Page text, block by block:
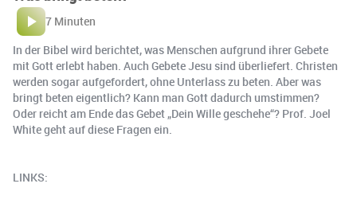
7 Minuten
In der Bibel wird berichtet, was Menschen aufgrund ihrer Gebete
mit Gott erlebt haben. Auch Gebete Jesu sind überliefert. Christen
werden sogar aufgefordert, ohne Unterlass zu beten. Aber was
bringt beten eigentlich? Kann man Gott dadurch umstimmen?
Oder reicht am Ende das Gebet „Dein Wille geschehe“? Prof. Joel
White geht auf diese Fragen ein.
LINKS: